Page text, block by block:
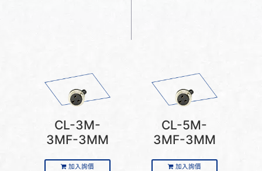
CL-3M-
3MF-3MM
加入詢價
CL-5M-
3MF-3MM
加入詢價